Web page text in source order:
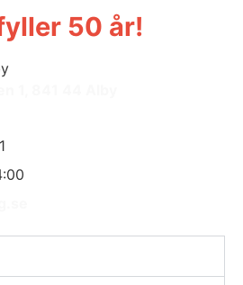
50 år!